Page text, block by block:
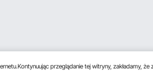
przeglądanie tej witryny, zakładamy,